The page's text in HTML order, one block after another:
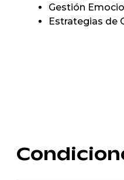
Gestión
Estrategias de